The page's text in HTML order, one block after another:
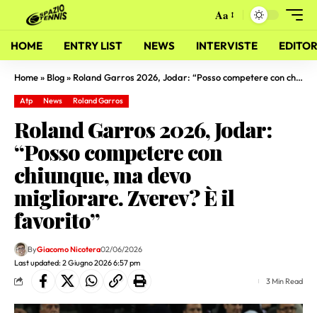
Aa
HOME ENTRY LIST NEWS INTERVISTE
Home» Blog» Roland Garros 2026, Jodar: “Posso competere con chiunque, ma devo migliorare. Zverev? È il favorito”
Atp News Roland Garros
Roland Garros 2026, Jodar:
“Posso competere con
chiunque, ma devo
migliorare. Zverev? È il
favorito”
Last updated: 2 Giugno 2026 6:57 pm
ByGiacomo Nicotera02/06/2026
3 Min Read